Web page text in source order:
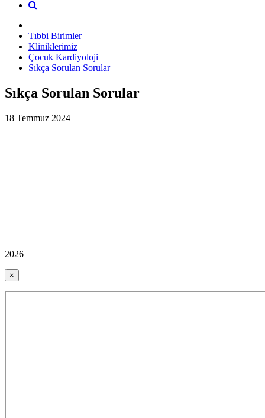
Tıbbi Birimler
Kliniklerimiz
Çocuk Kardiyoloji
Sıkça Sorulan Sorular
Sıkça Sorulan Sorular
18 Temmuz 2024
2026
×